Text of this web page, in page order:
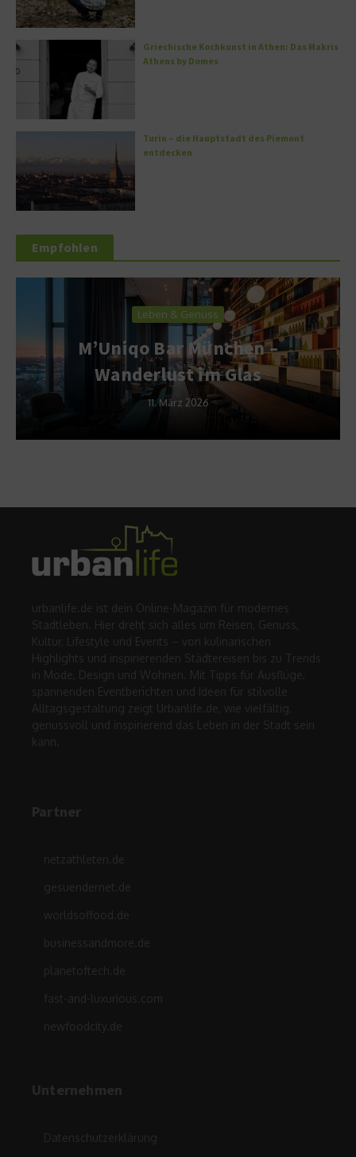
Griechische Kochkunst in Athen: Das Makris
Athens by Domes
Turin – die Hauptstadt des Piemont
entdecken
Empfohlen
Leben & Genuss
M’Uniqo Bar München –
Wanderlust im Glas
11. März 2026
urbanlife.de ist dein Online-Magazin für modernes
Stadtleben. Hier dreht sich alles um Reisen, Genuss,
Kultur, Lifestyle und Events – von kulinarischen
Highlights und inspirierenden Städtereisen bis zu Trends
in Mode, Design und Wohnen. Mit Tipps für Ausflüge,
spannenden Eventberichten und Ideen für stilvolle
Alltagsgestaltung zeigt Urbanlife.de, wie vielfältig,
genussvoll und inspirierend das Leben in der Stadt sein
kann.
Partner
netzathleten.de
gesuendernet.de
worldsoffood.de
businessandmore.de
planetoftech.de
fast-and-luxurious.com
newfoodcity.de
Unternehmen
Datenschutzerklärung